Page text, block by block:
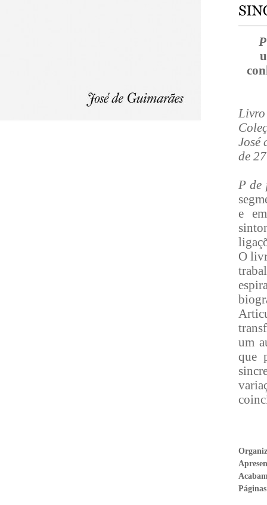
Livro
José
de
P de
e
O
um
que